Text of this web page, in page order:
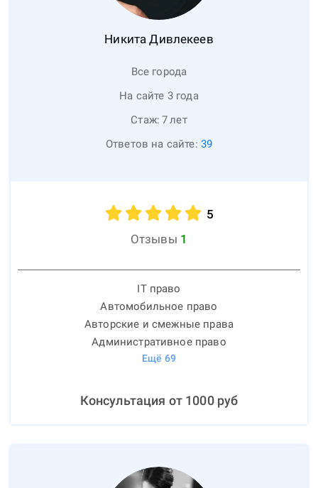
Никита Дивлекеев
Все города
На сайте 3 года
Стаж: 7лет
Ответов на сайте: 39
5
Отзывы 1
IT право
Автомобильное право
Авторские и смежные права
Административное право
Ещё 69
Консультация от 1000руб